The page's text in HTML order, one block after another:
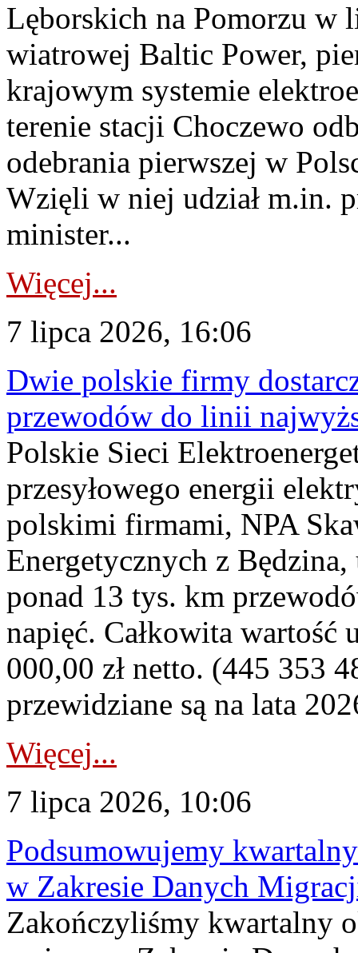
Lęborskich na Pomorzu w
wiatrowej Baltic Power,
krajowym systemie
terenie stacji Choczewo
odebrania pierwszej w
Wzięli w niej udział m.in.
minister...
Więcej...
7 lipca 2026, 16:06
Dwie polskie firmy
przewodów do linii
Polskie Sieci
przesyłowego energii
polskimi firmami, NPA
Energetycznych z
ponad 13 tys. km
napięć. Całkowita
000,00 zł netto. (445 353
przewidziane są na lata
Więcej...
7 lipca 2026, 10:06
Podsumowujemy
w Zakresie Danych
Zakończyliśmy kwartalny